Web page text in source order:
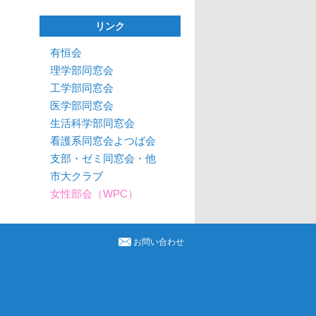
リンク
有恒会
理学部同窓会
工学部同窓会
医学部同窓会
生活科学部同窓会
看護系同窓会よつば会
支部・ゼミ同窓会・他
市大クラブ
女性部会（WPC）
お問い合わせ